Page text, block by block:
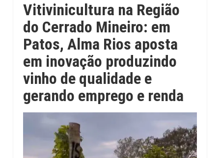
Vitivinicultura na Região
do Cerrado Mineiro: em
Patos, Alma Rios aposta
em inovação produzindo
vinho de qualidade e
gerando emprego e renda